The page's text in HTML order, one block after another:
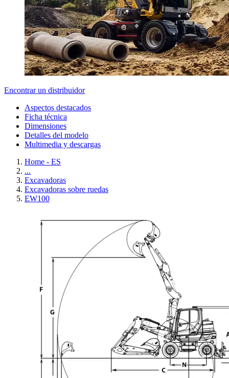
Encontrar un distribuidor
Aspectos destacados
Ficha técnica
Dimensiones
Detalles del modelo
Multimedia y descargas
Home - ES
...
Excavadoras
Excavadoras sobre ruedas
EW100